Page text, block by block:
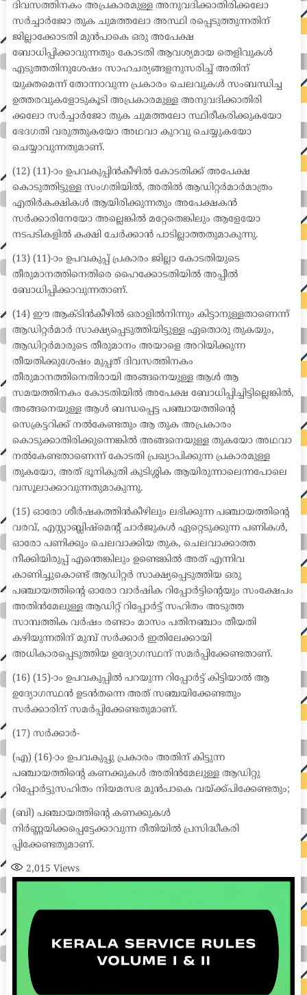
ദിവസത്തിനകം അപ്രകാരമുള്ള അനുവദിക്കാതിരിക്കലോ
സർച്ചാർജോ തുക ചുമത്തലോ അസ്ഥി രപ്പെടുത്തുന്നതിന്
ജില്ലാക്കോടതി മുൻപാകെ ഒരു അപേക്ഷ
ബോധിപ്പിക്കാവുന്നതും കോടതി ആവശ്യമായ തെളിവുകൾ
എടുത്തതിനുശേഷം സാഹചര്യങ്ങളനുസരിച്ച് അതിന്
യുക്തമെന്ന് തോന്നാവുന്ന പ്രകാരം ചെലവുകൾ സംബന്ധിച്ച
ഉത്തരവുകളോടുകൂടി അപ്രകാരമുള്ള അനുവദിക്കാതിരി
ക്കലോ സർച്ചാർജോ തുക ചുമത്തലോ സ്ഥിരീകരിക്കുകയോ
ഭേദഗതി വരുത്തുകയോ അഥവാ കുറവു ചെയ്യുകയോ
ചെയ്യാവുന്നതുമാണ്.
(12) (11)-ാം ഉപവകുപ്പിൻകീഴിൽ കോടതിക്ക് അപേക്ഷ
കൊടുത്തിട്ടുള്ള സംഗതിയിൽ, അതിൽ ആഡിറ്റർമാർമാത്രം
എതിർകക്ഷികൾ ആയിരിക്കുന്നതും അപേക്ഷകൻ
സർക്കാരിനേയോ അല്ലെങ്കിൽ മറ്റേതെങ്കിലും ആളേയോ
നടപടികളിൽ കക്ഷി ചേർക്കാൻ പാടില്ലാത്തതുമാകുന്നു.
(13) (11)-ാം ഉപവകുപ്പ് പ്രകാരം ജില്ലാ കോടതിയുടെ
തീരുമാനത്തിനെതിരെ ഹൈക്കോടതിയിൽ അപ്പീൽ
ബോധിപ്പിക്കാവുന്നതാണ്.
(14) ഈ ആക്ടിൻകീഴിൽ ഒരാളിൽനിന്നും കിട്ടാനുള്ളതാണെന്ന്
ആഡിറ്റർമാർ സാക്ഷ്യപ്പെടുത്തിയിട്ടുള്ള ഏതൊരു തുകയും,
ആഡിറ്റർമാരുടെ തീരുമാനം അയാളെ അറിയിക്കുന്ന
തീയതിക്കുശേഷം മുപ്പത് ദിവസത്തിനകം
തീരുമാനത്തിനെതിരായി അങ്ങനെയുള്ള ആൾ ആ
സമയത്തിനകം കോടതിയിൽ അപേക്ഷ ബോധിപ്പിച്ചിട്ടില്ലെങ്കിൽ,
അങ്ങനെയുള്ള ആൾ ബന്ധപ്പെട്ട പഞ്ചായത്തിന്റെ
സെക്രട്ടറിക്ക് നൽകേണ്ടതും ആ തുക അപ്രകാരം
കൊടുക്കാതിരിക്കുന്നെങ്കിൽ അങ്ങനെയുള്ള തുകയോ അഥവാ
നൽകേണ്ടതാണെന്ന് കോടതി പ്രഖ്യാപിക്കുന്ന പ്രകാരമുള്ള
തുകയോ, അത് ഭൂനികുതി കുടിശ്ശിക ആയിരുന്നാലെന്നപോലെ
വസൂലാക്കാവുന്നതുമാകുന്നു.
(15) ഓരോ ശീർഷകത്തിൻകീഴിലും ലഭിക്കുന്ന പഞ്ചായത്തിന്റെ
വരവ്, എസ്റ്റാബ്ലിഷ്മെന്റ് ചാർജുകൾ ഏറ്റെടുക്കുന്ന പണികൾ,
ഓരോ പണിക്കും ചെലവാക്കിയ തുക, ചെലവാക്കാത്ത
നീക്കിയിരുപ്പ് എന്തെങ്കിലും ഉണ്ടെങ്കിൽ അത് എന്നിവ
കാണിച്ചുകൊണ്ട് ആഡിറ്റർ സാക്ഷ്യപ്പെടുത്തിയ ഒരു
പഞ്ചായത്തിന്റെ ഓരോ വാർഷിക റിപ്പോർട്ടിന്റെയും സംക്ഷേപം
അതിൻമേലുള്ള ആഡിറ്റ് റിപ്പോർട്ട് സഹിതം അടുത്ത
സാമ്പത്തിക വർഷം രണ്ടാം മാസം പതിനഞ്ചാം തീയതി
കഴിയുന്നതിന് മുമ്പ് സർക്കാർ ഇതിലേക്കായി
അധികാരപ്പെടുത്തിയ ഉദ്യോഗസ്ഥന് സമർപ്പിക്കേണ്ടതാണ്.
(16) (15)-ാം ഉപവകുപ്പിൽ പറയുന്ന റിപ്പോർട്ട് കിട്ടിയാൽ ആ
ഉദ്യോഗസ്ഥൻ ഉടൻതന്നെ അത് സഞ്ചയിക്കേണ്ടതും
സർക്കാരിന് സമർപ്പിക്കേണ്ടതുമാണ്.
(17) സർക്കാർ-
(എ) (16)-ാം ഉപവകുപ്പു പ്രകാരം അതിന് കിട്ടുന്ന
പഞ്ചായത്തിന്റെ കണക്കുകൾ അതിൻമേലുള്ള ആഡിറ്റു
റിപ്പോർട്ടുസഹിതം നിയമസഭ മുൻപാകെ വയ്ക്ക്പിക്കേണ്ടതും;
(ബി) പഞ്ചായത്തിന്റെ കണക്കുകൾ
നിർണ്ണയിക്കപ്പെട്ടേക്കാവുന്ന രീതിയിൽ പ്രസിദ്ധീകരി
പ്പിക്കേണ്ടതുമാണ്.
2,015 Views